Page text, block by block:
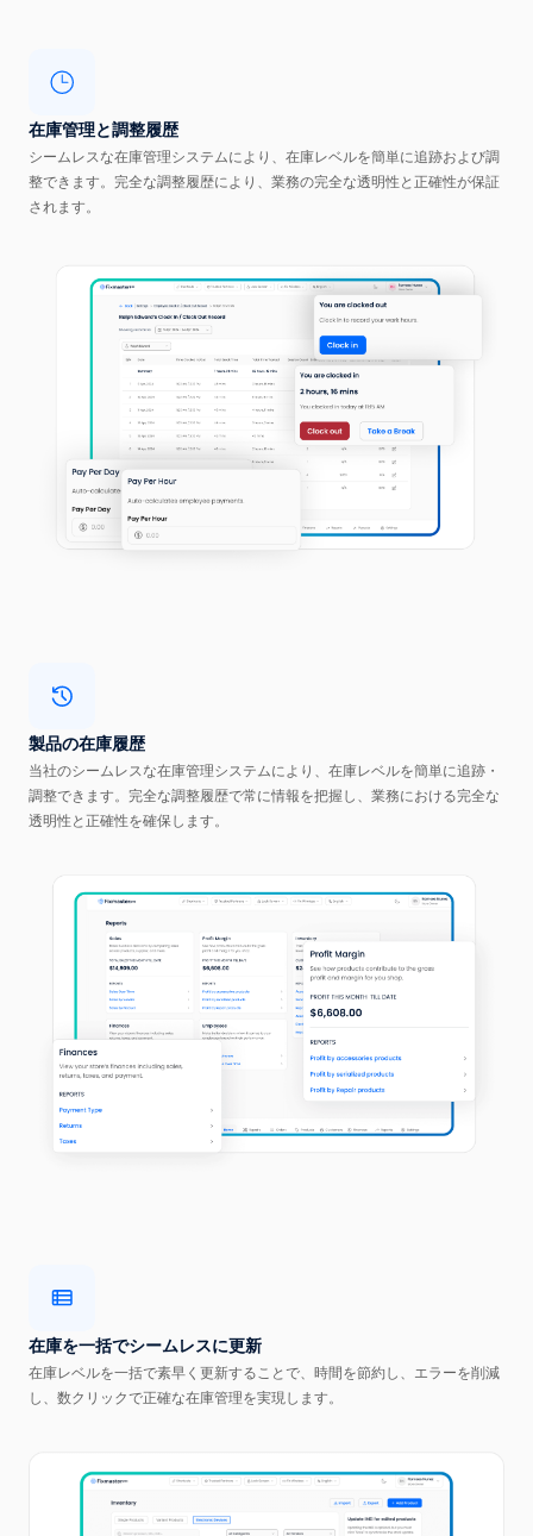
在庫管理と調整履歴
シームレスな在庫管理システムにより、在庫レベルを簡単に追跡および調
整できます。完全な調整履歴により、業務の完全な透明性と正確性が保証
されます。
製品の在庫履歴
当社のシームレスな在庫管理システムにより、在庫レベルを簡単に追跡・
調整できます。完全な調整履歴で常に情報を把握し、業務における完全な
透明性と正確性を確保します。
在庫を一括でシームレスに更新
在庫レベルを一括で素早く更新することで、時間を節約し、エラーを削減
し、数クリックで正確な在庫管理を実現します。